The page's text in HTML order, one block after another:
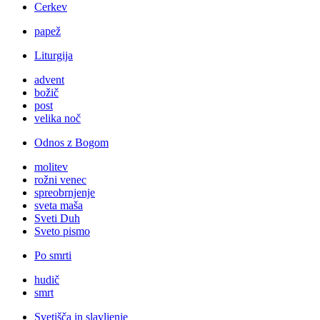
Cerkev
papež
Liturgija
advent
božič
post
velika noč
Odnos z Bogom
molitev
rožni venec
spreobrnjenje
sveta maša
Sveti Duh
Sveto pismo
Po smrti
hudič
smrt
Svetišča in slavljenje